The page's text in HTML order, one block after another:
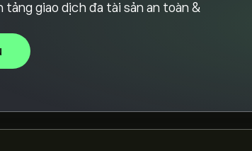
tảng giao dịch đa tài sản an toàn &